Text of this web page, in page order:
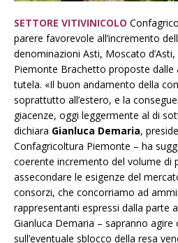
SETTORE VITIVINICOLO
parere favorevole all’incremento
denominazioni Asti, Moscato d’Asti,
Piemonte Brachetto proposte dalle
tutela. «Il buon andamento della
soprattutto all’estero, e la
giacenze, oggi leggermente al di
dichiara Gianluca Demaria,
Confagricoltura Piemonte – ha
coerente incremento del volume di
assecondare le esigenze del
consorzi, che concorriamo ad
rappresentanti espressi dalla parte
Gianluca Demaria – sapranno agire
sull’eventuale sblocco della resa